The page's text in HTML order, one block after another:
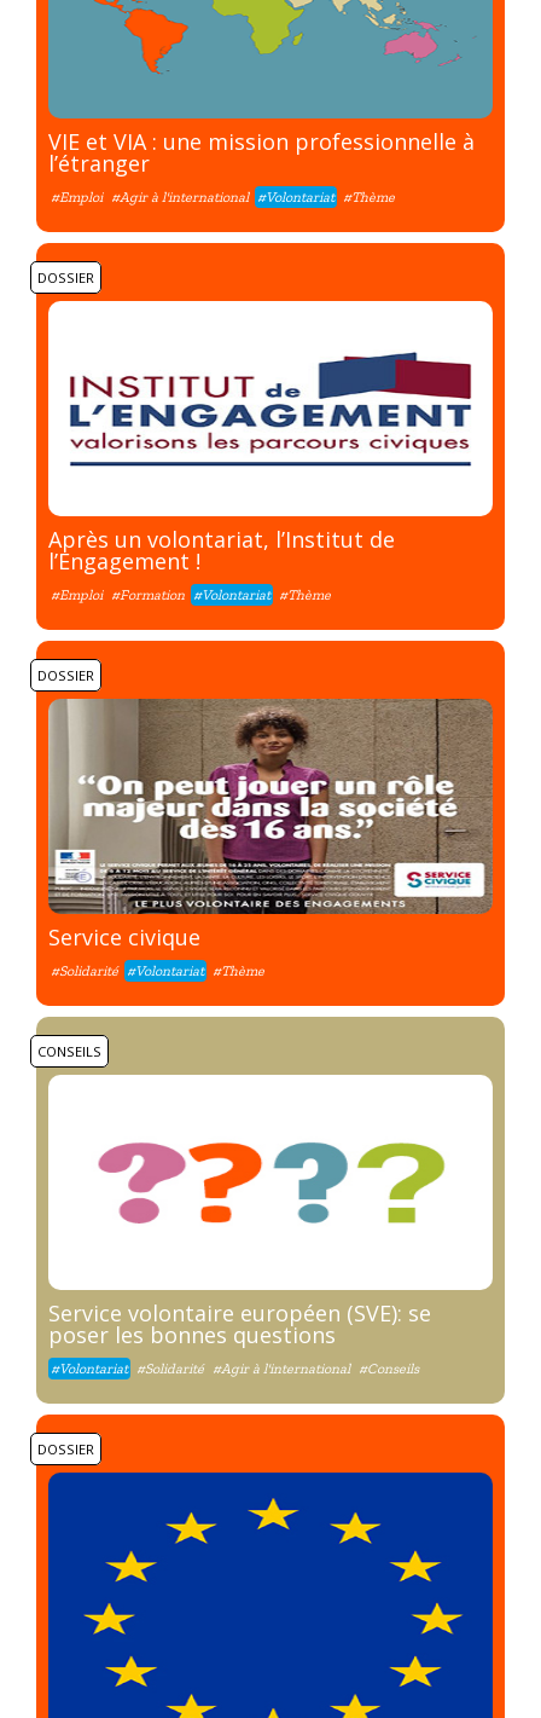
VIE et VIA : une mission professionnelle à
l’étranger
#Emploi #Agir à l'international #Volontariat #Thème
DOSSIER
Après un volontariat, l’Institut de
l’Engagement !
#Emploi #Formation #Volontariat #Thème
DOSSIER
Service civique
#Solidarité #Volontariat #Thème
CONSEILS
Service volontaire européen (SVE): se
poser les bonnes questions
#Volontariat #Solidarité #Agir à l'international #Conseils
DOSSIER